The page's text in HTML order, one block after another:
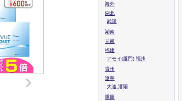
海外
湖北
武漢
湖南
甘粛
福建
アモイ(厦門),福州
貴州
遼寧
大連,瀋陽
重慶